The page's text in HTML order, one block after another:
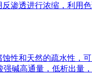
渗透进行浓缩，利用
性和天然的疏水性
碱高通量，低析出量